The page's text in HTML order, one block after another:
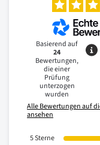
Basierend auf
24
Bewertungen,
die einer
Prüfung
unterzogen
wurden
Alle Bewertungen auf
ansehen
5Sterne